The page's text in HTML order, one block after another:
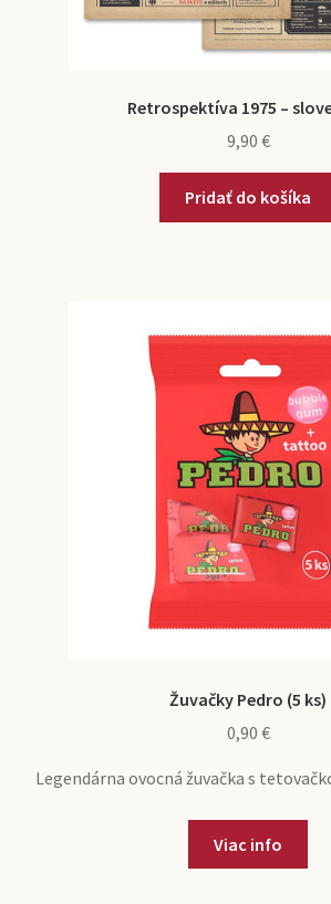
Retrospektíva 1975 –
9,90 €
Pridať do košíka
Žuvačky Pedro (5 ks)
0,90 €
Legendárna ovocná žuvačka s
Viac info